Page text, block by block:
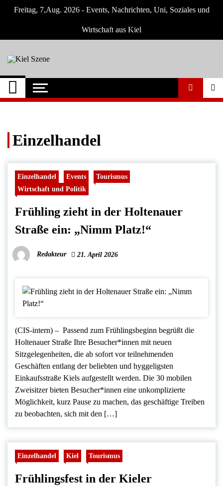
Freitag, 7,Aug. 2026 - Events, Nachrichten, Uni, Soziales und
Wirtschaft aus Kiel
Kiel Szene
Neuigkeiten und Nachrichten aus Kiel und
Umgebung
Einzelhandel
Einzelhandel Events
Tourismus
Wirtschaft und Politik
Frühling zieht in der Holtenauer
Straße ein: „Nimm Platz!“
Redakteur 21. April 2026
(CIS-intern) – Passend zum Frühlingsbeginn begrüßt die
Holtenauer Straße Ihre Besucher*innen mit neuen
Sitzgelegenheiten, die ab sofort vor teilnehmenden
Geschäften entlang der beliebten und hyggeligsten
Einkaufsstraße Kiels aufgestellt werden. Die 30 mobilen
Zweisitzer bieten Besucher*innen eine unkomplizierte
Möglichkeit, kurz Pause zu machen, das geschäftige Treiben
zu beobachten, sich mit den […]
Einzelhandel Kiel Tourismus
Frühlingsfest in der Kieler